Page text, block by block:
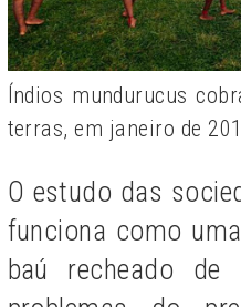
Índios mundurucus
terras, em janeiro de
O estudo das
funciona como
baú recheado de